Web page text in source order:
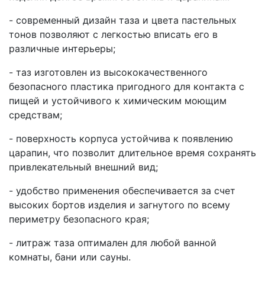
- современный дизайн таза и цвета пастельных
тонов позволяют с легкостью вписать его в
различные интерьеры;
- таз изготовлен из высококачественного
безопасного пластика пригодного для контакта с
пищей и устойчивого к химическим моющим
средствам;
- поверхность корпуса устойчива к появлению
царапин, что позволит длительное время сохранять
привлекательный внешний вид;
- удобство применения обеспечивается за счет
высоких бортов изделия и загнутого по всему
периметру безопасного края;
- литраж таза оптимален для любой ванной
комнаты, бани или сауны.